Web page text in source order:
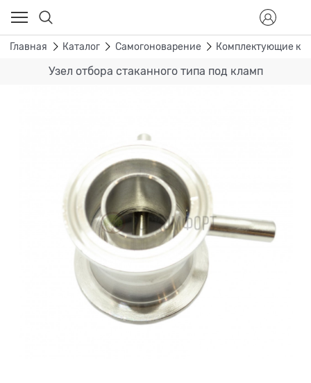
Главная Каталог Самогоноварение Комплектующие к
Узел отбора стаканного типа под кламп